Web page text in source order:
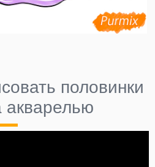
половинки
акварелью